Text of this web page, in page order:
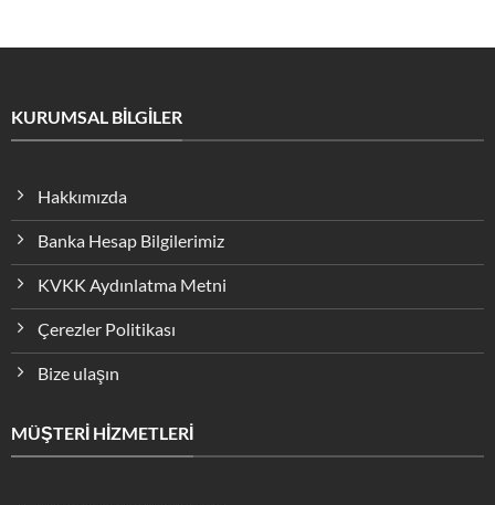
KURUMSAL BİLGİLER
Hakkımızda
Banka Hesap Bilgilerimiz
KVKK Aydınlatma Metni
Çerezler Politikası
Bize ulaşın
MÜŞTERİ HİZMETLERİ